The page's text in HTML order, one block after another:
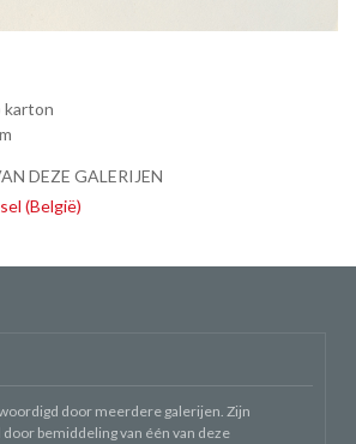
karton
DEZE GALERIJEN
(België)
door meerdere galerijen. Zijn
bemiddeling van één van deze